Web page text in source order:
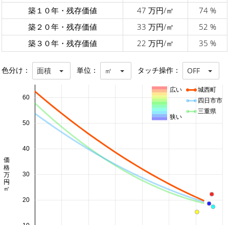
築１０年・残存価値
47 万円/㎡
74 %
築２０年・残存価値
33 万円/㎡
52 %
築３０年・残存価値
22 万円/㎡ 35 %
色分け： 面積 単位： ㎡ タッチ操作： OFF
20
30
40
50
60
価格 万円/㎡
城西町
四日市市
三重県
広い
狭い